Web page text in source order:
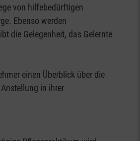
von hilfebedürftigen
Ebenso werden
die Gelegenheit, das Gelernte
einen Überblick über die
in ihrer